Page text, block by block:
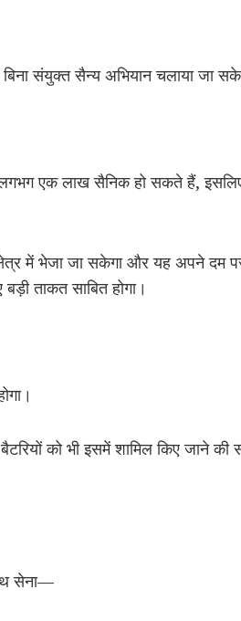
संयुक्त सैन्य अभियान चलाया जा
एक लाख सैनिक हो सकते हैं,
में भेजा जा सकेगा और यह अपने दम
ताकत साबित होगा।
को भी इसमें शामिल किए जाने की
सेना—